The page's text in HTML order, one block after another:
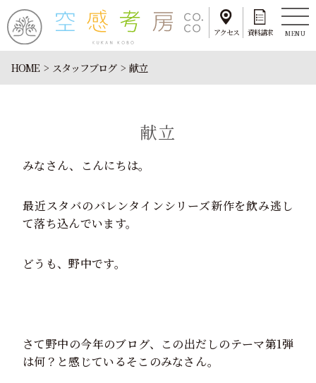
アクセス 資料請求 MENU
HOME スタッフブログ 献立
献立
みなさん、こんにちは。
最近スタバのバレンタインシリーズ新作を飲み逃し
て落ち込んでいます。
どうも、野中です。
さて野中の今年のブログ、この出だしのテーマ第1弾
は何？と感じているそこのみなさん。